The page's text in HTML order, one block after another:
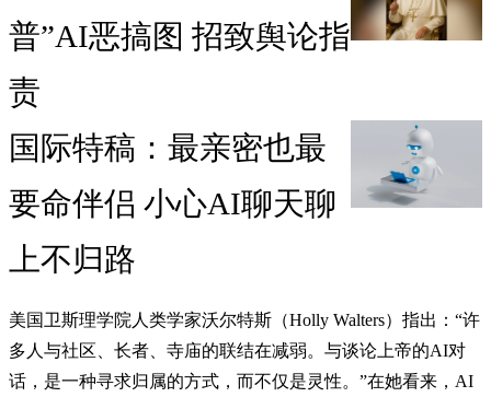
普”AI恶搞图 招致舆论指
责
国际特稿：最亲密也最
要命伴侣 小心AI聊天聊
上不归路
美国卫斯理学院人类学家沃尔特斯（Holly Walters）指出：“许
多人与社区、长者、寺庙的联结在减弱。与谈论上帝的AI对
话，是一种寻求归属的方式，而不仅是灵性。”在她看来，AI